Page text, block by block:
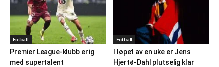
Fotball
Premier League-klubb enig
med supertalent
Fotball
I løpet av en uke er Jens
Hjertø-Dahl plutselig klar